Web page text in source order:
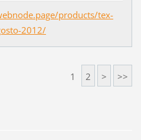
products/tex-
2012/
1 2 > >>